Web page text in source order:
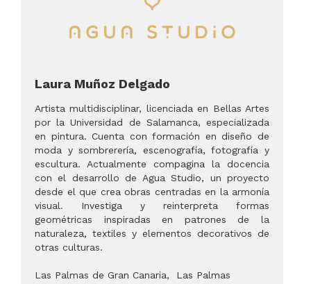
Laura Muñoz Delgado
Artista multidisciplinar, licenciada en Bellas Artes
por la Universidad de Salamanca, especializada
en pintura. Cuenta con formación en diseño de
moda y sombrerería, escenografía, fotografía y
escultura. Actualmente compagina la docencia
con el desarrollo de Agua Studio, un proyecto
desde el que crea obras centradas en la armonía
visual. Investiga y reinterpreta formas
geométricas inspiradas en patrones de la
naturaleza, textiles y elementos decorativos de
otras culturas.
Las Palmas de Gran Canaria, Las Palmas